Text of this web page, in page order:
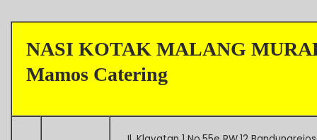
NASI KOTAK MALANG
Mamos Catering